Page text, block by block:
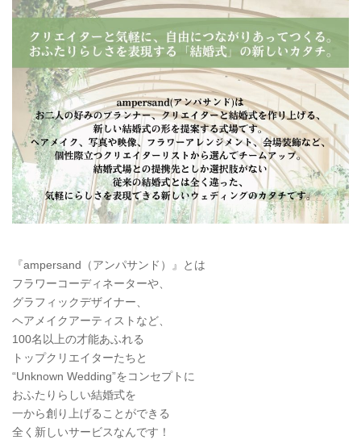
『ampersand（アンパサンド）』とは
フラワーコーディネーターや、
グラフィックデザイナー、
ヘアメイクアーティストなど、
100名以上の才能あふれる
トップクリエイターたちと
“Unknown Wedding”をコンセプトに
おふたりらしい結婚式を
一から創り上げることができる
全く新しいサービスなんです！